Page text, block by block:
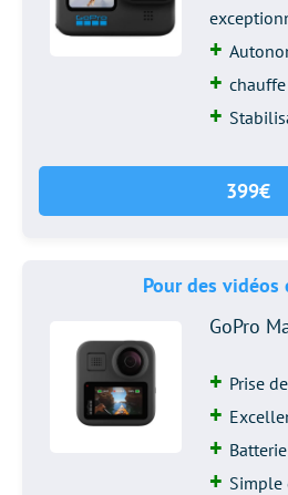
399€
Pour des vidéos
GoPro
Prise
Simple